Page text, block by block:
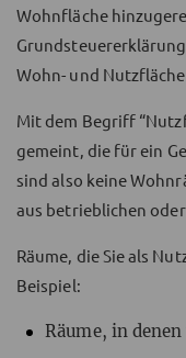
Wohnfläche
Wohn- und
Mit dem Begriff
gemeint, die für ein
sind also keine
aus betrieblichen
Räume, die Sie als
Beispiel:
Räume, in